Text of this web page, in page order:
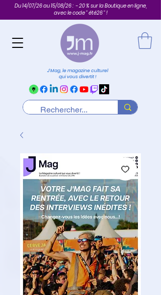
Du 14/07/26 au 15/08/26 : - 20 % sur la Boutique en ligne,
avec le code " été26 " !
J'Mag, le magazine culturel
qui vous divertit !